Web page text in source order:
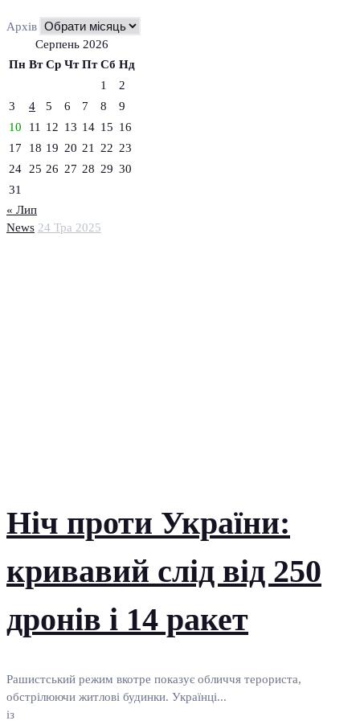
News 24 Тра 2025
Ніч проти України:
кривавий слід від 250
дронів і 14 ракет
Рашистський режим вкотре показує обличчя терориста,
обстрілюючи житлові будинки. Українці...
із
Архів
Серпень 2026
Пн Вт Ср Чт Пт Сб Нд
1
2
3
4 5 6 7 8
9
10
11 12 13 14 15 16
17
18 19 20 21 22 23
24
25 26 27 28 29 30
31
« Лип